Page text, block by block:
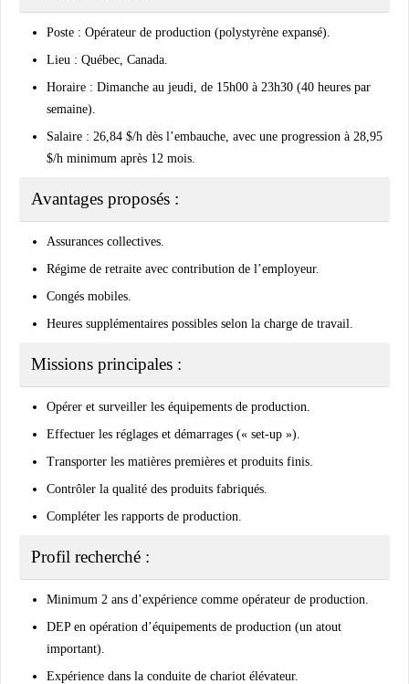
Poste : Opérateur de production (polystyrène expansé).
Lieu : Québec, Canada.
Horaire : Dimanche au jeudi, de 15h00 à 23h30 (40 heures par
semaine).
Salaire : 26,84 $/h dès l’embauche, avec une progression à 28,95
$/h minimum après 12 mois.
Avantages proposés :
Assurances collectives.
Régime de retraite avec contribution de l’employeur.
Congés mobiles.
Heures supplémentaires possibles selon la charge de travail.
Missions principales :
Opérer et surveiller les équipements de production.
Effectuer les réglages et démarrages (« set-up »).
Transporter les matières premières et produits finis.
Contrôler la qualité des produits fabriqués.
Compléter les rapports de production.
Profil recherché :
Minimum 2 ans d’expérience comme opérateur de production.
DEP en opération d’équipements de production (un atout
important).
Expérience dans la conduite de chariot élévateur.